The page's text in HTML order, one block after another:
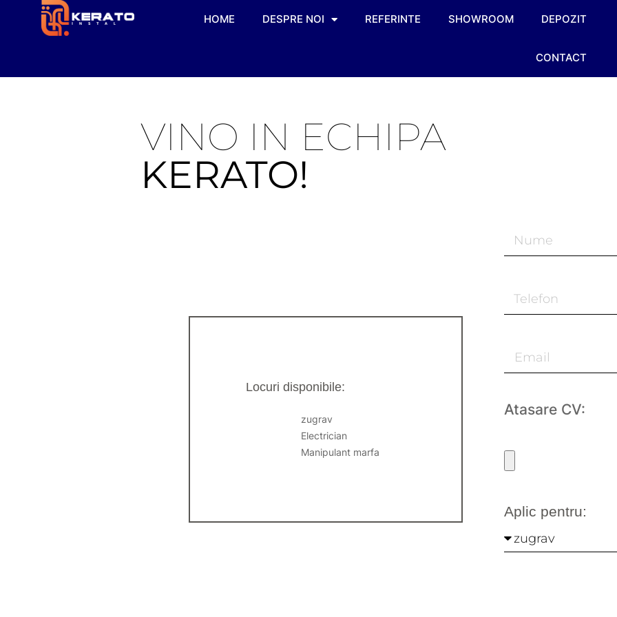
HOME DESPRE NOI REFERINTE SHOWROOM DEPOZIT
CONTACT
VINO IN ECHIPA
KERATO!
Locuri disponibile:
zugrav
Electrician
Manipulant marfa
Atasare CV:
Aplic pentru: